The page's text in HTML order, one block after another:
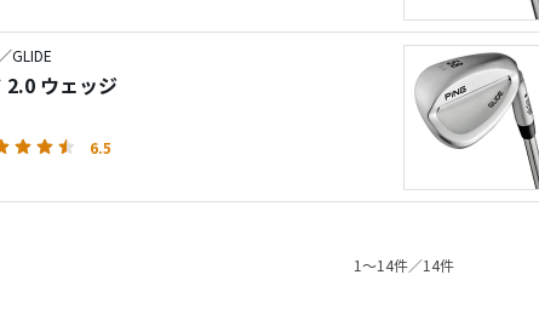
GLIDE
2.0 ウェッジ
6.5
1〜14件／14件